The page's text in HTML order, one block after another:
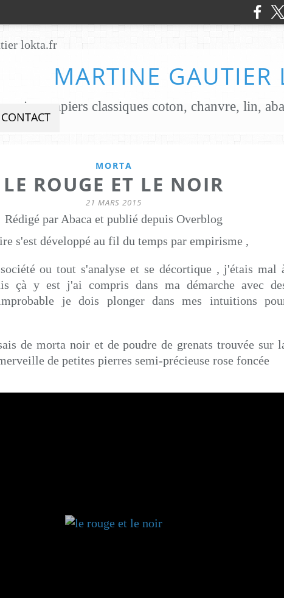
MARTINE GAUTIER
CONTACT
MORTA
LE ROUGE ET LE NOIR
21 MARS 2015
Rédigé par Abaca et publié depuis Overblog
s'est développé au fil du temps par empirisme ,
ou tout s'analyse et se décortique , j'étais mal
çà y est j'ai compris dans ma démarche avec
je dois plonger dans mes intuitions
de morta noir et de poudre de grenats trouvée sur
de petites pierres semi-précieuse rose foncée